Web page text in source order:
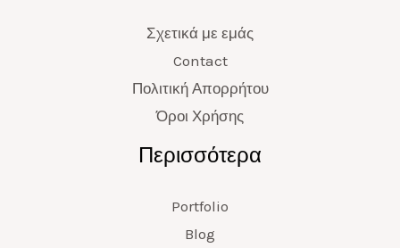
Σχετικά με εμάς
Contact
Πολιτική Απορρήτου
Όροι Χρήσης
Περισσότερα
Portfolio
Blog